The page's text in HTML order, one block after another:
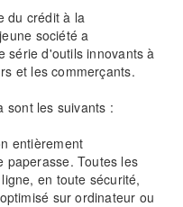
du crédit à la
société a
série d'outils innovants à
et les commerçants.
sont les suivants :
entièrement
paperasse. Toutes les
en toute sécurité,
sur ordinateur ou